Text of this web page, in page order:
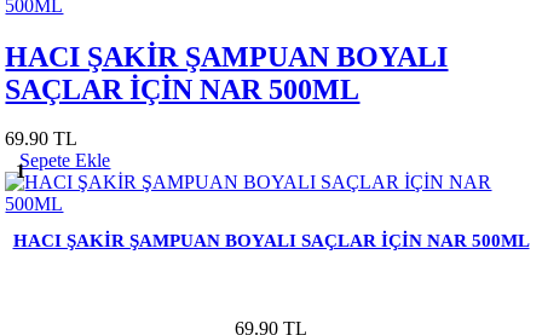
HACI ŞAKİR ŞAMPUAN BOYALI
SAÇLAR İÇİN NAR 500ML
69.90 TL
1
Sepete Ekle
HACI ŞAKİR ŞAMPUAN BOYALI SAÇLAR İÇİN NAR 500ML
69.90 TL